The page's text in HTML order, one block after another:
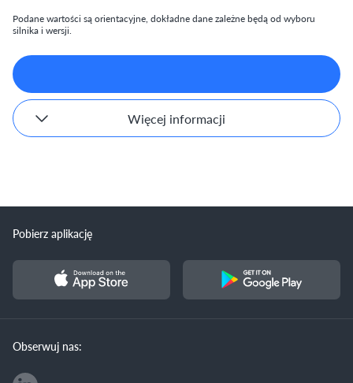
Podane wartości są orientacyjne, dokładne dane zależne będą od wyboru
silnika i wersji.
Więcej informacji
Pobierz aplikację
Obserwuj nas: